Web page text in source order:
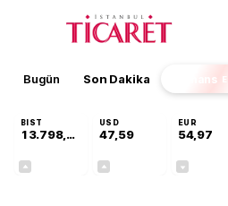
Bugün Son Dakika Finans
BIST
13.798,82
USD
47,59
EUR
54,97